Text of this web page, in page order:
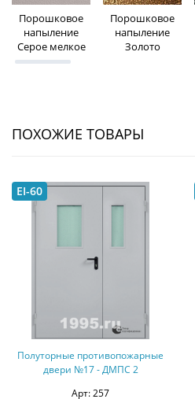
Порошковое
напыление
Серое мелкое
Порошковое
напыление
Золото
ПОХОЖИЕ ТОВАРЫ
EI-60
Полуторные противопожарные
двери №17 - ДМПС 2
Арт: 257